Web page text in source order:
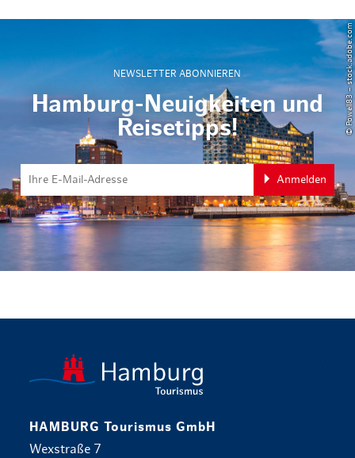
NEWSLETTER ABONNIEREN
Hamburg-Neuigkeiten und
Reisetipps!
Anmelden
© Powell83 – stock.adobe.com
HAMBURG Tourismus GmbH
Wexstraße 7